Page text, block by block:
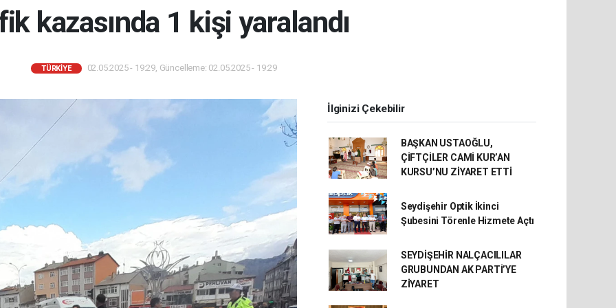
kazasında 1 kişi yaralandı
TÜRKIYE 02.05.2025 - 19:29, Güncelleme: 02.05.2025 - 19:29
İlginizi Çekebilir
BAŞKAN USTAOĞLU,
ÇİFTÇİLER CAMİ KUR’AN
KURSU’NU ZİYARET ETTİ
Seydişehir Optik İkinci
Şubesini Törenle Hizmete Açtı
SEYDİŞEHİR NALÇACILILAR
GRUBUNDAN AK PARTİ’YE
ZİYARET